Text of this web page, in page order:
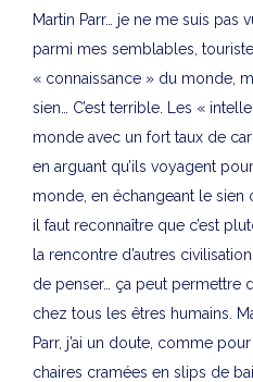
Martin Parr… je ne me suis pas
parmi mes semblables,
« connaissance » du monde,
sien… C’est terrible. Les «
monde avec un fort taux de
en arguant qu’ils voyagent
monde, en échangeant le sien
il faut reconnaître que c’est
la rencontre d’autres
de penser… ça peut permettre
chez tous les êtres humains.
Parr, j’ai un doute, comme
chaires cramées en slips de